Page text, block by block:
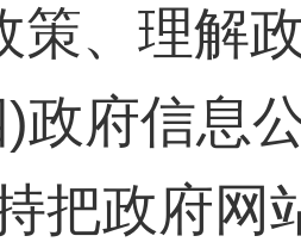
策、理解
政府信息
把政府网